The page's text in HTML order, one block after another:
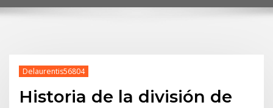
Delaurentis56804
Historia de la división de